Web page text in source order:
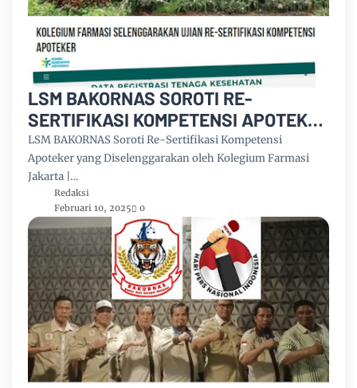
LSM BAKORNAS SOROTI RE-
SERTIFIKASI KOMPETENSI APOTEKER
YANG DI SELENGGARAKAN OLEH
KOLEGIUM FARMASI
LSM BAKORNAS Soroti Re-Sertifikasi Kompetensi
Apoteker yang Diselenggarakan oleh Kolegium Farmasi
Jakarta |…
Redaksi
Februari 10, 2025
0